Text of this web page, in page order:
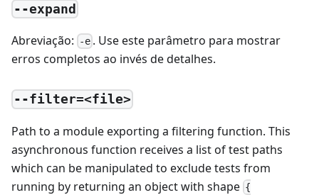
--expand
Abreviação: -e . Use este parâmetro para mostrar
erros completos ao invés de detalhes.
--filter=<file>
Path to a module exporting a filtering function. This
asynchronous function receives a list of test paths
which can be manipulated to exclude tests from
running by returning an object with shape {